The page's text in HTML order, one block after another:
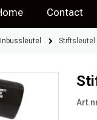
Contact
Klantbeoordelingen
Inbussleutel Stiftsleutel